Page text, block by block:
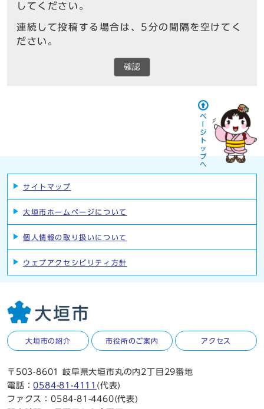
してください。
連続して投稿する場合は、5分の間隔を空けてく
ださい。
確認
サイトマップ
大垣市ホームページについて
個人情報の取り扱いについて
ウェブアクセシビリティ方針
大垣市の紹介 市役所のご案内 アクセス
〒503-8601 岐阜県大垣市丸の内2丁目29番地
電話：0584-81-4111 (代表)
ファクス：0584-81-4460(代表)